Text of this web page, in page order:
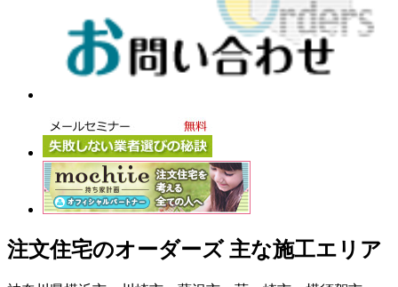
注文住宅のオーダーズ 主な施工エリア